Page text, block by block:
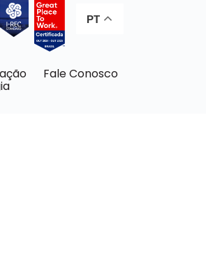
PT
Fale Conosco